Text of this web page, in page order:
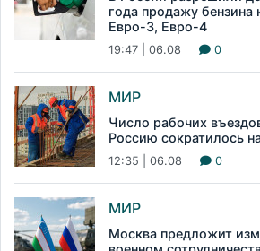
года продажу бензина
Евро-3, Евро-4
19:47 | 06.08 0
МИР
Число рабочих
Россию сократилось
12:35 | 06.08 0
МИР
Москва предложит